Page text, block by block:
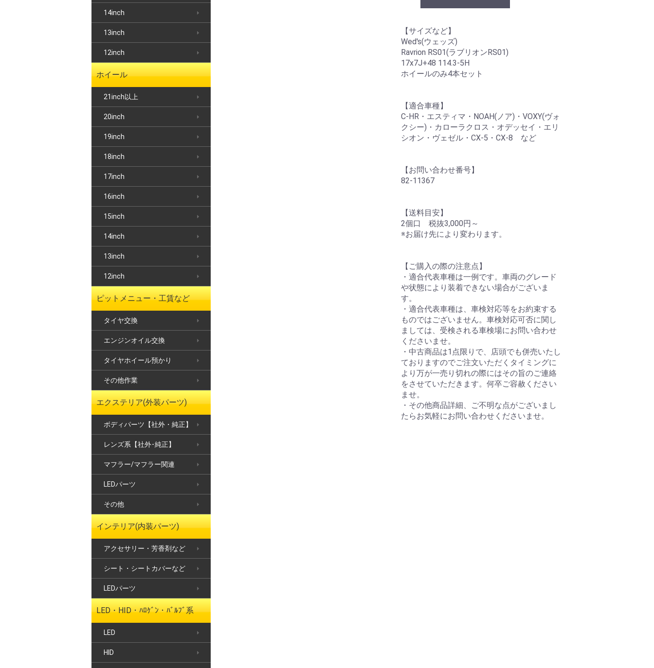
14inch
13inch
12inch
ホイール
21inch以上
20inch
19inch
18inch
17inch
16inch
15inch
14inch
13inch
12inch
ピットメニュー・工賃など
タイヤ交換
エンジンオイル交換
タイヤホイール預かり
その他作業
エクステリア(外装パーツ)
ボディパーツ【社外・純正】
レンズ系【社外･純正】
マフラー/マフラー関連
LEDパーツ
その他
インテリア(内装パーツ)
アクセサリー・芳香剤など
シート・シートカバーなど
LEDパーツ
LED・HID・ﾊﾛｹﾞﾝ・ﾊﾞﾙﾌﾞ系
LED
HID
【サイズなど】
Wed's(ウェッズ)
Ravrion RS01(ラブリオンRS01)
17x7J+48 114.3-5H
ホイールのみ4本セット
【適合車種】
C-HR・エスティマ・NOAH(ノア)・VOXY(ヴォ
クシー)・カローラクロス・オデッセイ・エリ
シオン・ヴェゼル・CX-5・CX-8 など
【お問い合わせ番号】
82-11367
【送料目安】
2個口 税抜3,000円～
※お届け先により変わります。
【ご購入の際の注意点】
・適合代表車種は一例です。車両のグレード
や状態により装着できない場合がございま
す。
・適合代表車種は、車検対応等をお約束する
ものではございません。車検対応可否に関し
ましては、受検される車検場にお問い合わせ
くださいませ。
・中古商品は1点限りで、店頭でも併売いたし
ておりますのでご注文いただくタイミングに
より万が一売り切れの際にはその旨のご連絡
をさせていただきます。何卒ご容赦ください
ませ。
・その他商品詳細、ご不明な点がございまし
たらお気軽にお問い合わせくださいませ。